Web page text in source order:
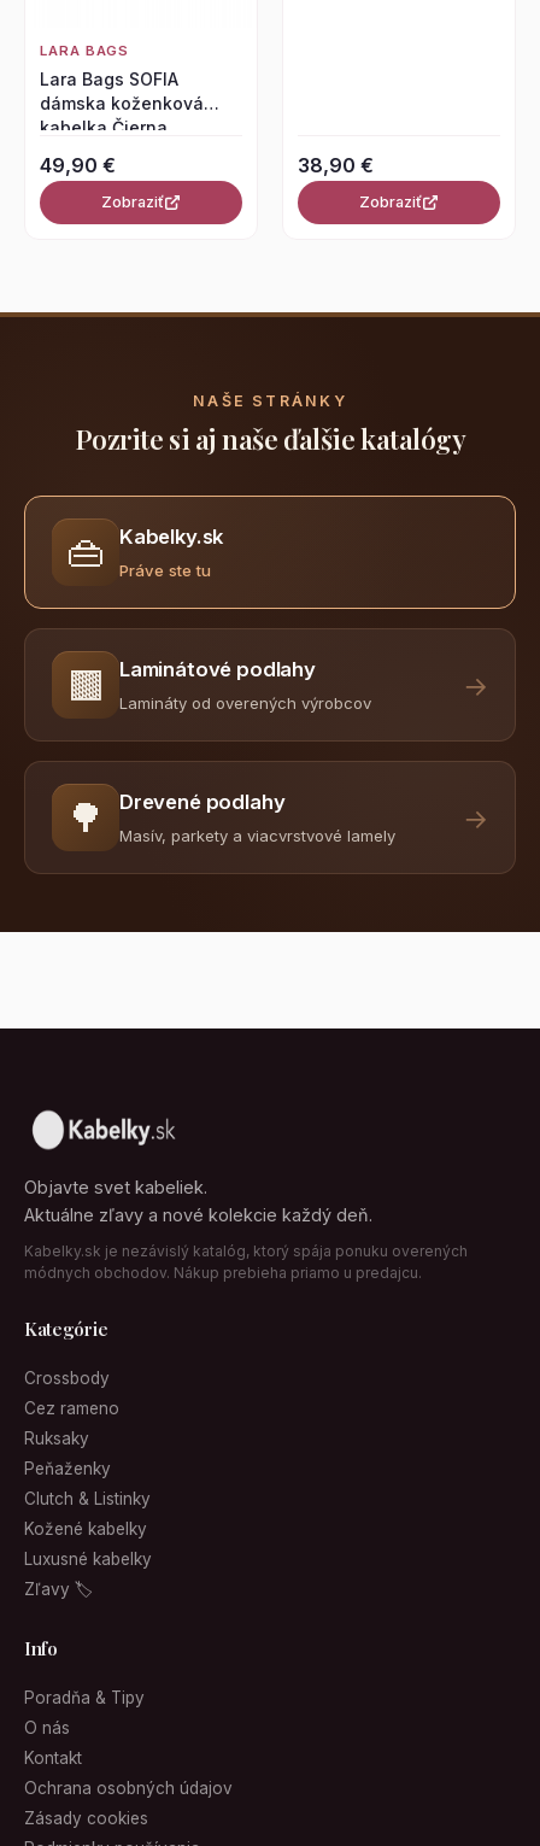
LARA BAGS
Lara Bags SOFIA
dámska koženková
kabelka Čierna
49,90 €
Zobraziť
38,90 €
Zobraziť
NAŠE STRÁNKY
Pozrite si aj naše ďalšie katalógy
👜 Kabelky.sk
Práve ste tu
🟫 Laminátové podlahy
Lamináty od overených výrobcov
→
🌳 Drevené podlahy
Masív, parkety a viacvrstvové lamely
→
Objavte svet kabeliek.
Aktuálne zľavy a nové kolekcie každý deň.
Kabelky.sk je nezávislý katalóg, ktorý spája ponuku overených
módnych obchodov. Nákup prebieha priamo u predajcu.
Kategórie
Crossbody
Cez rameno
Ruksaky
Peňaženky
Clutch & Listinky
Kožené kabelky
Luxusné kabelky
Zľavy 🏷
Info
Poradňa & Tipy
O nás
Kontakt
Ochrana osobných údajov
Zásady cookies